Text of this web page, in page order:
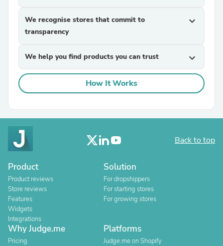
We recognise stores that commit to
transparency
expand_more
We help you find products you can trust expand_more
How It Works
Back to top
Product
Product reviews
Store reviews
Features
Widgets
Integrations
Solution
For dropshippers
For starting stores
For growing stores
Why Judge.me
Pricing
Platforms
Judge.me on Shopify